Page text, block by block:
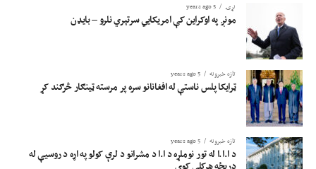
نړۍ 5 years ago
مونږ په اوکراین کې امریکایي سرتېري نلرو – بایډن
تازه خبرونه 5 years ago
ټرایکا پلس ناستې له افغانانو سره پر مرسته ټینګار څرګند کړ
تازه خبرونه 5 years ago
د ا.ا.ا له تور نوملړه د ا.ا د مشرانو د لرې کولو په اړه د روسیې له